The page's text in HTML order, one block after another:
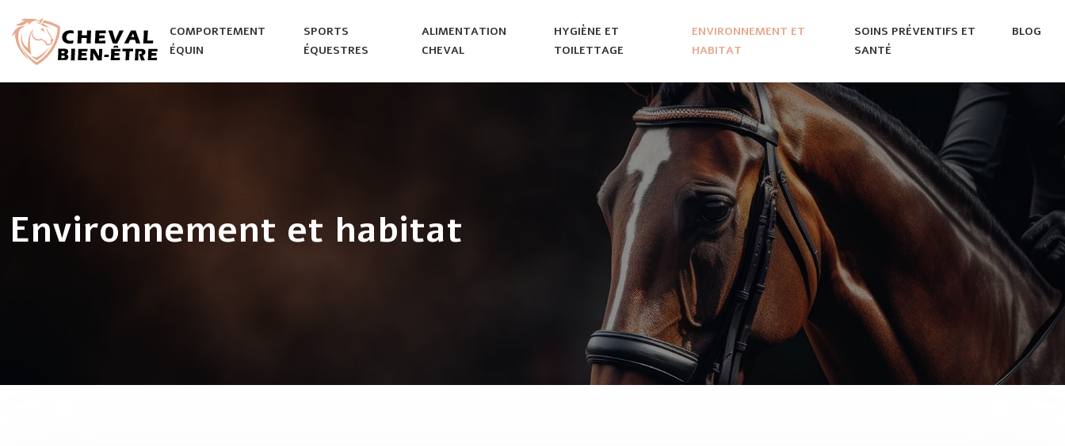
COMPORTEMENT
ÉQUIN
SPORTS
ÉQUESTRES
ALIMENTATION
CHEVAL
HYGIÈNE ET
TOILETTAGE
ENVIRONNEMENT ET
HABITAT
SOINS PRÉVENTIFS ET
SANTÉ
BLOG
Environnement et habitat